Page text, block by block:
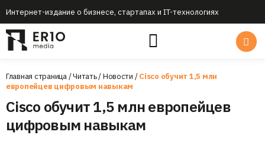
Интернет-издание о бизнесе, стартапах и IT-технологиях
Главная страница/Читать/Новости /Cisco обучит 1,5 млн
европейцев цифровым навыкам
Cisco обучит 1,5 млн европейцев
цифровым навыкам